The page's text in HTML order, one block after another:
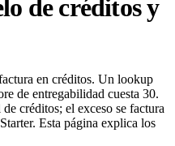
de créditos y
en créditos. Un lookup
de entregabilidad cuesta 30.
créditos; el exceso se factura
Esta página explica los